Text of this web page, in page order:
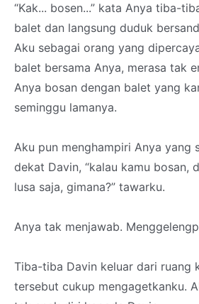
“Kak... bosen...” kata Anya tiba-
balet dan langsung duduk
Aku sebagai orang yang
balet bersama Anya, merasa tak
Anya bosan dengan balet yang
seminggu lamanya.
Aku pun menghampiri Anya yang
dekat Davin, “kalau kamu bosan,
lusa saja, gimana?” tawarku.
Anya tak menjawab.
Tiba-tiba Davin keluar dari ruang
tersebut cukup mengagetkanku.